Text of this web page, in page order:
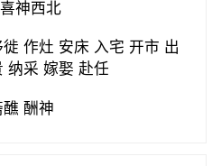
架马 扫舍
神西北
作灶 安床 入宅 开市 出
纳采 嫁娶 赴任
酬神